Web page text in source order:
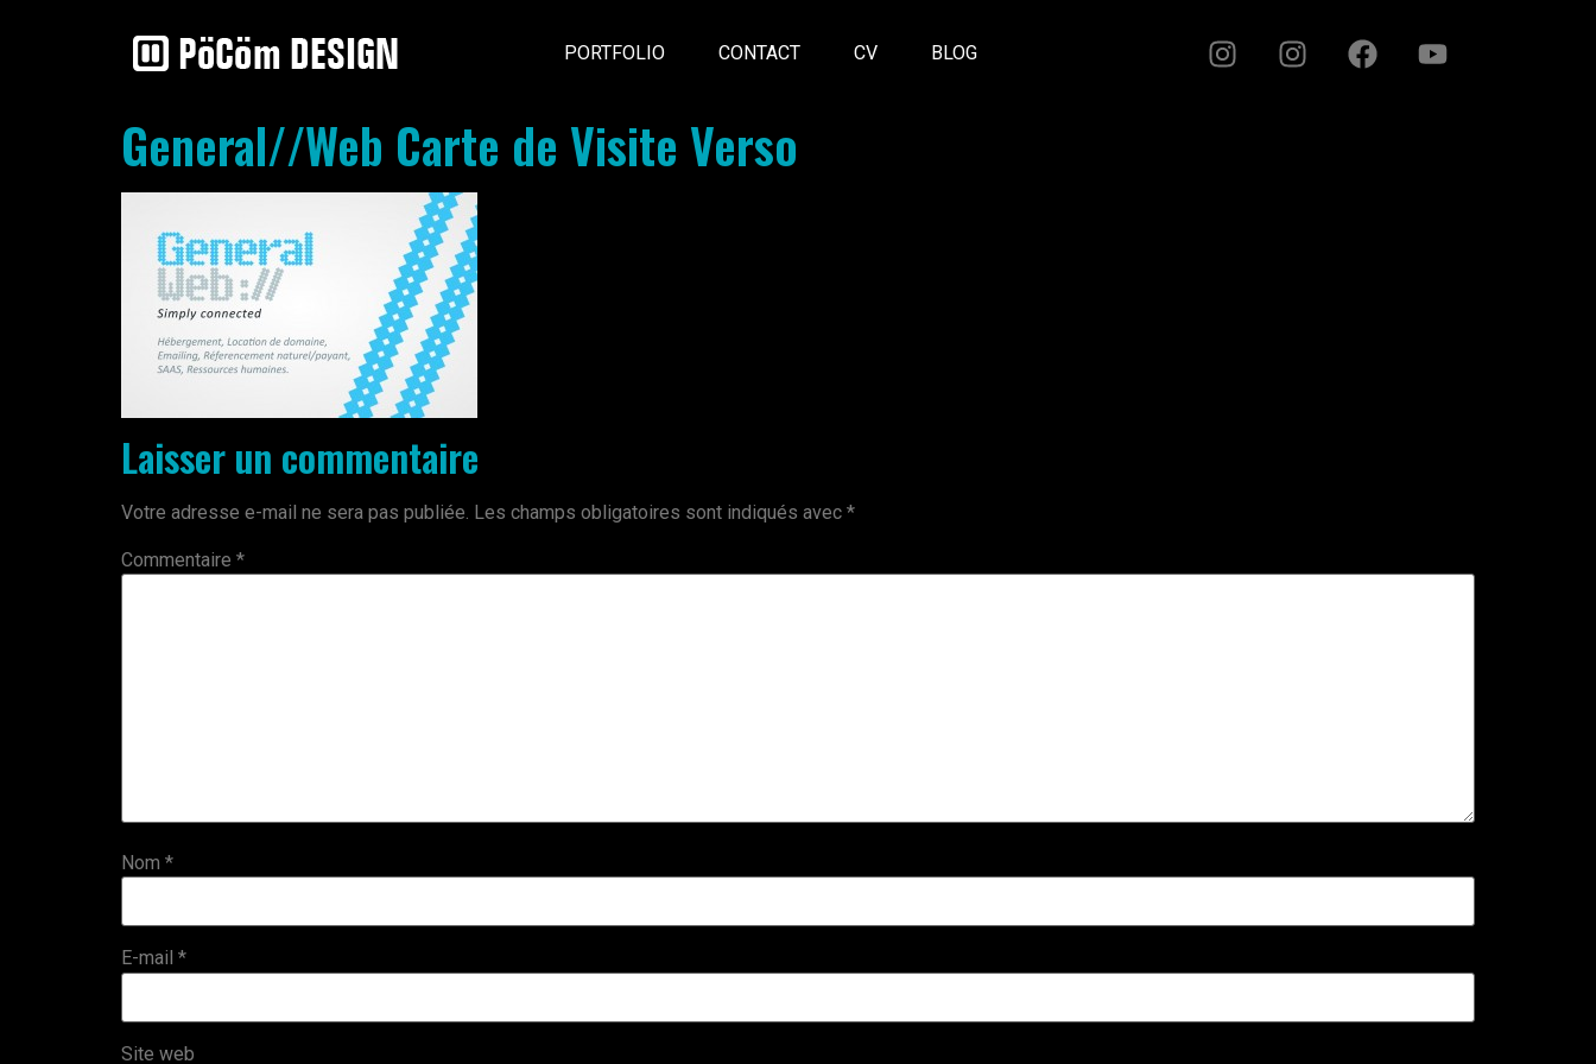
PORTFOLIO CONTACT CV BLOG
General//Web Carte de Visite Verso
Laisser un commentaire
Votre adresse e-mail ne sera pas publiée. Les champs obligatoires sont indiqués avec *
Commentaire *
Nom *
E-mail *
Site web